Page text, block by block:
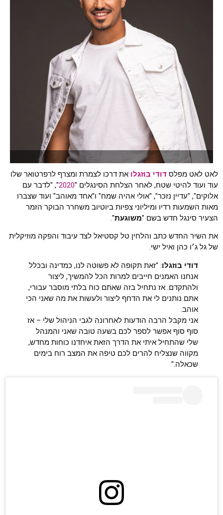
צילום: משה נחומוביץ'
לאט לאט מפלס דודי בוזגלו את דרכו לצמרת ומצרף לרפרטואר שלו
עוד ועוד להיטי שטח, לאחר הצלחת הסינגלים "2020", "לדבר עם
אלוקים", "עדיין נזכר", "אולי אהיה שמח" ו"אחד מאוהב" ועוד שצברו
מאות השמעות רדיו ומיליוני צפיות ביוטיוב משחרר הבוקר הזמר
הצעיר סינגל חדש בשם "משוגעת".
את השיר החדש כתב והלחין טל קסטיאל לצד עיבוד והפקה מוזיקלית
של גל ג׳ו כהן ואיל ישי.
דודי בוזגלו: "זאת תקופה לא פשוטה לנו, כמדינה ובכלל.
אנחנו האמנים חייבים למרות הכל להמשיך, ליצור
ולהתקדם. אז נתחיל בזה שאתם כוח בלתי מוסבר עבורי,
אתם נותנים לי את הדחף ליצור ולעשות את מה שאני הכי
אוהב.
אני מקבל הרבה הודעות לאחרונה לגבי הניהול שלי – אז
סוף סוף אפשר לספר לכם בשעה טובה שאני והמנהל
שלי שהתחיל איתי את הדרך הזאת איחדנו כוחות מחדש,
מקווה שנצליח להרים לכם טיפה את המצב רוח בימים
שכאלה."